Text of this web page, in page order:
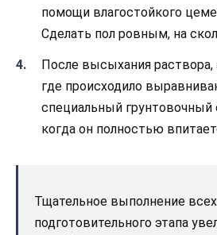
помощи влагостойкого
Сделать пол ровным, на
После высыхания
где происходило
специальный
когда он полностью
Тщательное выполнение
подготовительного этапа